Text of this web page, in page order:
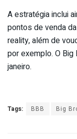
A estratégia inclui
pontos de venda
reality, além de
por exemplo. O
janeiro.
Tags: BBB Big